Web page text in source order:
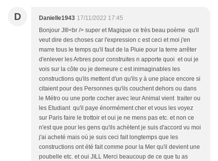
D Danielle1943 17/11/2022 17:45
Bonjour JIll<br /> super et Magique ce très beau poème qu'il
veut dire des choses car l'expression c est ceci et moi j'en
marre tous le temps qu'il faut de la Pluie pour la terre arrêter
d'enlever les Arbres pour construites n apporte quoi et oui je
vois sur la côte ou je demeure c est inimaginables les
constructions qu'ils mettent d'un qu'ils y à une place encore si
citaient pour des Personnes qu'ils couchent dehors ou dans
le Métro ou une porte cocher avec leur Animal vient traiter ou
les Etudiant qu'il paye énormément cher et vous les voyez
sur Paris faire le trottoir et oui je ne mens pas etc. et non ce
n'est que pour les gens qu'ils achètent je suis d'accord vu moi
j'ai acheté mais où je suis ceci fait longtemps que les
constructions ont été fait comme pour la Mer qu'il devient une
poubelle etc. et oui JILL Merci beaucoup de ce que tu as